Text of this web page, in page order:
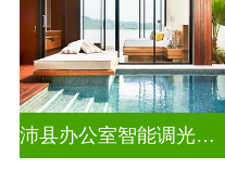
沛县办公室智能调光玻璃厂商